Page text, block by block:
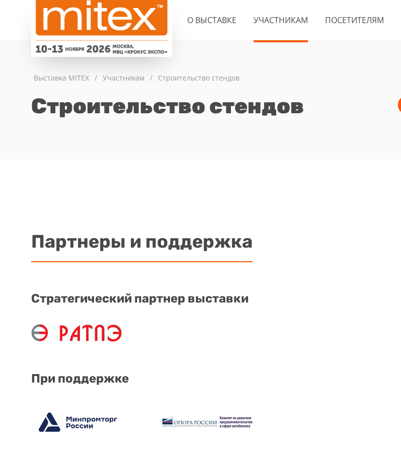
О ВЫСТАВКЕ УЧАСТНИКАМ ПОСЕТИТЕЛЯМ
Выставка MITEX / Участникам / Строительство стендов
Строительство стендов
Партнеры и поддержка
Стратегический партнер выставки
При поддержке